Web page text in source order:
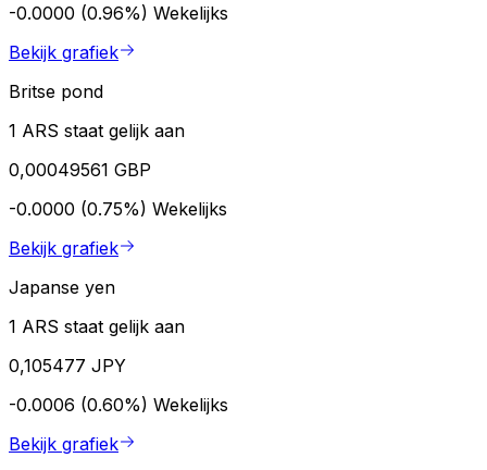
-0.0000 (0.96%) Wekelijks
Bekijk grafiek
Britse pond
1 ARS staat gelijk aan
0,00049561 GBP
-0.0000 (0.75%) Wekelijks
Bekijk grafiek
Japanse yen
1 ARS staat gelijk aan
0,105477 JPY
-0.0006 (0.60%) Wekelijks
Bekijk grafiek